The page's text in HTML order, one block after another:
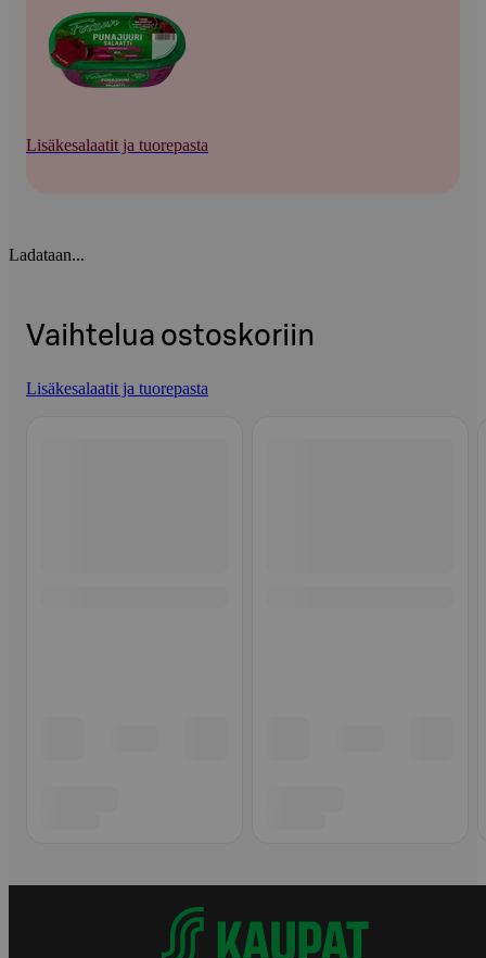
Lisäkesalaatit ja tuorepasta
Ladataan...
Vaihtelua ostoskoriin
Lisäkesalaatit ja tuorepasta